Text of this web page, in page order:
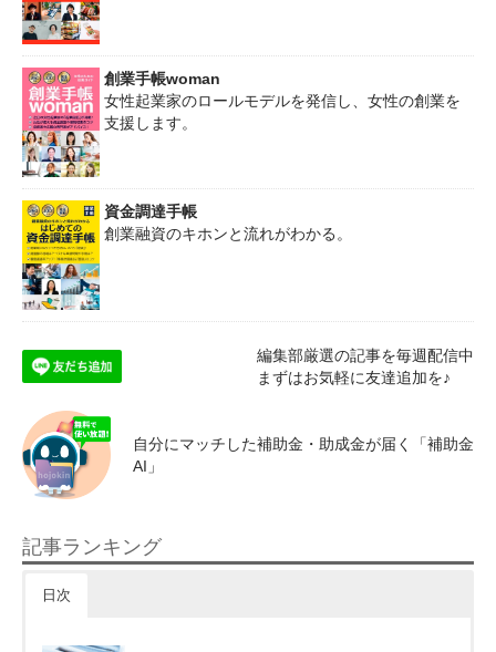
創業手帳woman
女性起業家のロールモデルを発信し、女性の創業を
支援します。
資金調達手帳
創業融資のキホンと流れがわかる。
編集部厳選の記事を毎週配信中
まずはお気軽に友達追加を♪
自分にマッチした補助金・助成金が届く「補助金
AI」
記事ランキング
日次